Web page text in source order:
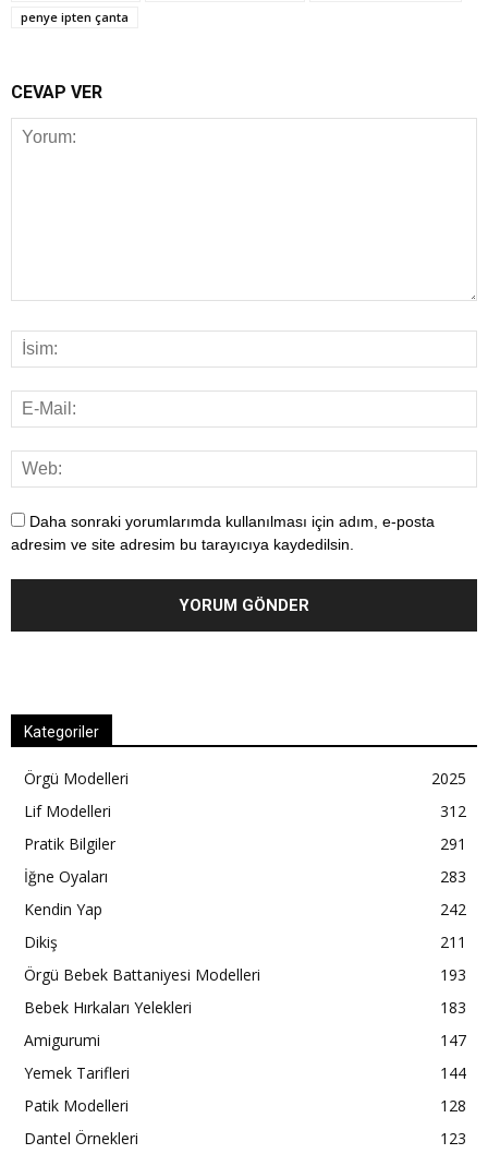
penye ipten çanta
CEVAP VER
Daha sonraki yorumlarımda kullanılması için adım, e-posta
adresim ve site adresim bu tarayıcıya kaydedilsin.
Kategoriler
Örgü Modelleri
2025
Lif Modelleri
312
Pratik Bilgiler
291
İğne Oyaları
283
Kendin Yap
242
Dikiş
211
Örgü Bebek Battaniyesi Modelleri
193
Bebek Hırkaları Yelekleri
183
Amigurumi
147
Yemek Tarifleri
144
Patik Modelleri
128
Dantel Örnekleri
123